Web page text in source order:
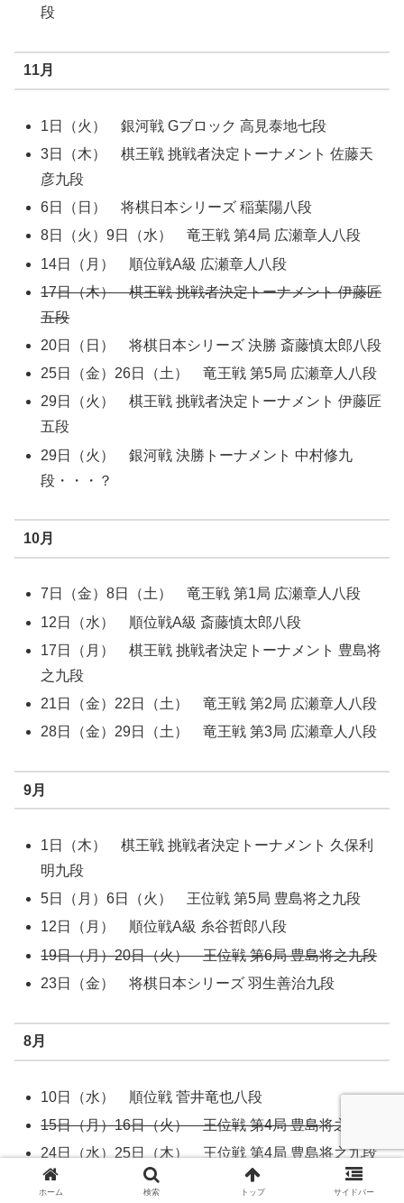
段
11月
1日（火） 銀河戦 Gブロック 高見泰地七段
3日（木） 棋王戦 挑戦者決定トーナメント 佐藤天
彦九段
6日（日） 将棋日本シリーズ 稲葉陽八段
8日（火）9日（水） 竜王戦 第4局 広瀬章人八段
14日（月） 順位戦A級 広瀬章人八段
17日（木） 棋王戦 挑戦者決定トーナメント 伊藤匠
五段
20日（日） 将棋日本シリーズ 決勝 斎藤慎太郎八段
25日（金）26日（土） 竜王戦 第5局 広瀬章人八段
29日（火） 棋王戦 挑戦者決定トーナメント 伊藤匠
五段
29日（火） 銀河戦 決勝トーナメント 中村修九
段・・・？
10月
7日（金）8日（土） 竜王戦 第1局 広瀬章人八段
12日（水） 順位戦A級 斎藤慎太郎八段
17日（月） 棋王戦 挑戦者決定トーナメント 豊島将
之九段
21日（金）22日（土） 竜王戦 第2局 広瀬章人八段
28日（金）29日（土） 竜王戦 第3局 広瀬章人八段
9月
1日（木） 棋王戦 挑戦者決定トーナメント 久保利
明九段
5日（月）6日（火） 王位戦 第5局 豊島将之九段
12日（月） 順位戦A級 糸谷哲郎八段
19日（月）20日（火） 王位戦 第6局 豊島将之九段
23日（金） 将棋日本シリーズ 羽生善治九段
8月
10日（水） 順位戦 菅井竜也八段
15日（月）16日（火） 王位戦 第4局 豊島将之九段
24日（水）25日（木） 王位戦 第4局 豊島将之九段
ホーム 検索 トップ サイドバー